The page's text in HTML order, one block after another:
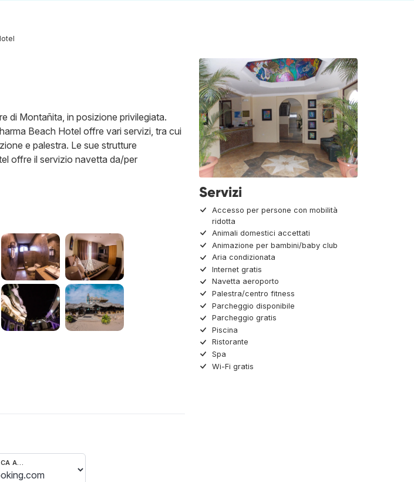
di Montañita, in posizione privilegiata.
Beach Hotel offre vari servizi, tra cui
e palestra. Le sue strutture
offre il servizio navetta da/per
A…
Servizi
Accesso per persone con mobilità
ridotta
Animali domestici accettati
Animazione per bambini/baby club
Aria condizionata
Internet gratis
Navetta aeroporto
Palestra/centro fitness
Parcheggio disponibile
Parcheggio gratis
Piscina
Ristorante
Spa
Wi-Fi gratis